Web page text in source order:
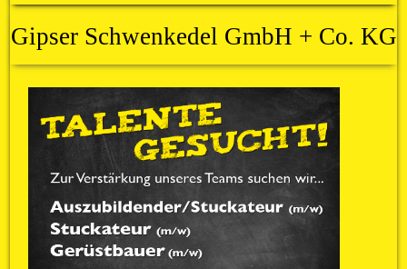
Gipser Schwenkedel GmbH + Co. KG